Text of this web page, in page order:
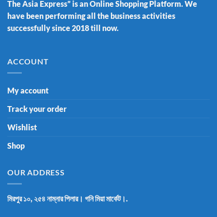
The Asia Express” is an Online Shopping Platform. We
have been performing all the business activities
successfully since 2018 till now.
ACCOUNT
My account
Track your order
Wishlist
Shop
OUR ADDRESS
মিরপুর ১০, ২৫৪ নাম্নার পিলার। গনি মিয়া মার্কেট।.